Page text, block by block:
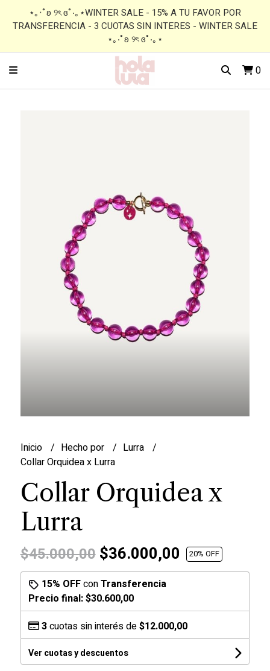
⋆｡‧˚ʚ ୨ৎ ɞ˚‧｡⋆WINTER SALE - 15% A TU FAVOR POR
TRANSFERENCIA - 3 CUOTAS SIN INTERES - WINTER SALE
⋆｡‧˚ʚ ୨ৎ ɞ˚‧｡⋆
0
Inicio Hecho por
Lurra
Collar Orquidea x Lurra
Collar Orquidea x
Lurra
$45.000,00$36.000,00 20% OFF
15% OFFconTransferencia
Precio final:$30.600,00
3cuotas sin interés de$12.000,00
Ver cuotas y descuentos